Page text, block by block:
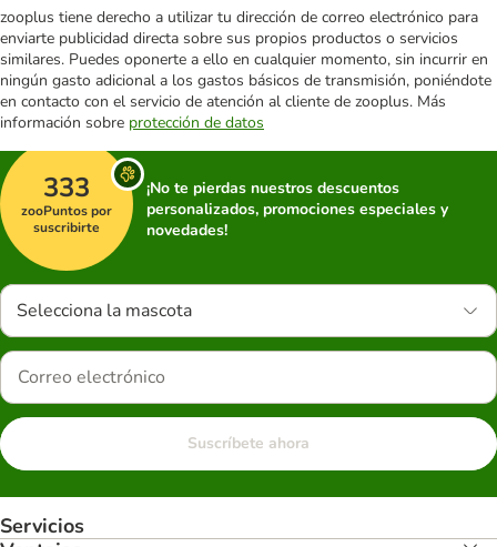
zooplus tiene derecho a utilizar tu dirección de correo electrónico para
enviarte publicidad directa sobre sus propios productos o servicios
similares. Puedes oponerte a ello en cualquier momento, sin incurrir en
ningún gasto adicional a los gastos básicos de transmisión, poniéndote
en contacto con el servicio de atención al cliente de zooplus. Más
información sobre protección de datos
333
zooPuntos por
suscribirte
¡No te pierdas nuestros descuentos
personalizados, promociones especiales y
novedades!
Selecciona la mascota
Suscríbete ahora
Servicios